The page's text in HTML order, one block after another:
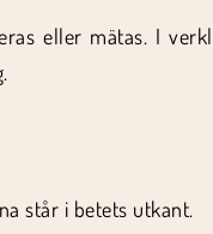
eller mätas. I
står i betets utkant.